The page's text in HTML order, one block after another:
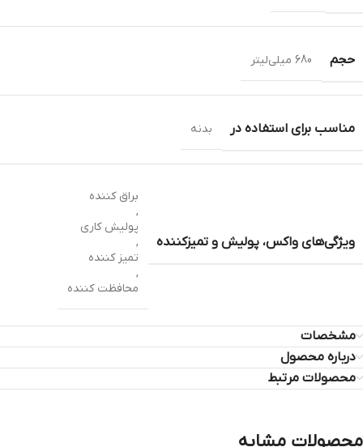
حجم 680 میلی‌لیتر
مناسب برای استفاده در بدنه
ویژگی‌های واکس، پولیش و تمیزکننده
براق کننده
,
پولیش کاری
,
تمیز کننده
,
محافظت کننده
مشخصات
درباره محصول
محصولات مرتبط
محصولات مشابه